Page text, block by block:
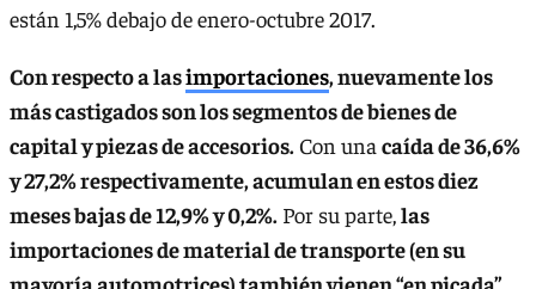
están 1,5% debajo de enero-octubre 2017.
Con respecto a lasimportaciones, nuevamente los
más castigados son los segmentos de bienes de
capital y piezas de accesorios.Con una caída de 36,6%
y 27,2% respectivamente, acumulan en estos diez
meses bajas de 12,9% y 0,2%. Por su parte,las
importaciones de material de transporte (en su
mayoría automotrices) también vienen “en picada”